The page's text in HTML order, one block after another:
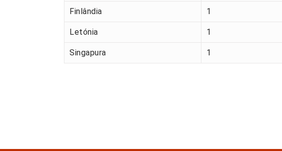
Finlândia 1
Letónia 1
Singapura 1